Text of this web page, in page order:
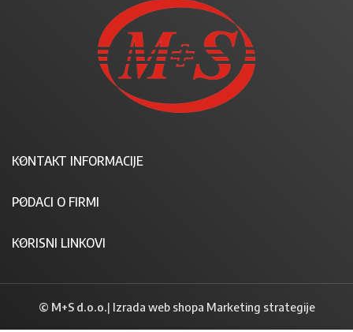
KONTAKT INFORMACIJE
PODACI O FIRMI
KORISNI LINKOVI
© M+S d.o.o.| Izrada web shopa Marketing strategije